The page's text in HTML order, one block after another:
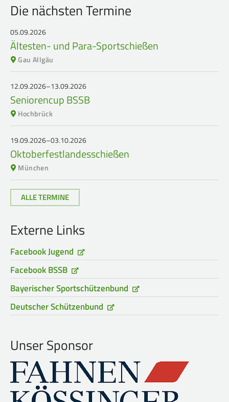
Die nächsten Termine
05.09.2026
Ältesten- und Para-Sportschießen
Gau Allgäu
12.09.2026–13.09.2026
Seniorencup BSSB
Hochbrück
19.09.2026–03.10.2026
Oktoberfestlandesschießen
München
ALLE TERMINE
Externe Links
Facebook Jugend
Facebook BSSB
Bayerischer Sportschützenbund
Deutscher Schützenbund
Unser Sponsor